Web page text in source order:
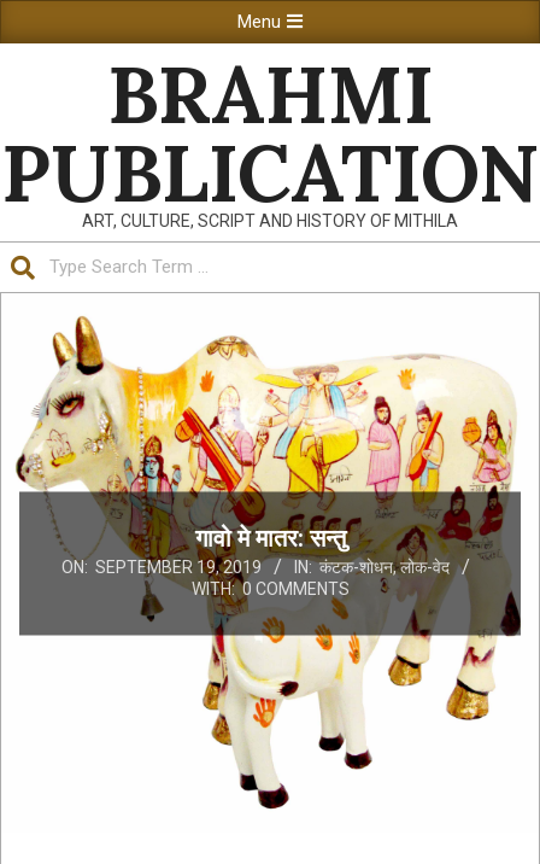
to
Navigation
Menu
BRAHMI
PUBLICATION
ART, CULTURE, SCRIPT AND HISTORY OF MITHILA
गावो मे मातर: सन्तु
ON: SEPTEMBER 19, 2019 IN: कंटक-शोधन,लोक-वेद
WITH: 0 COMMENTS